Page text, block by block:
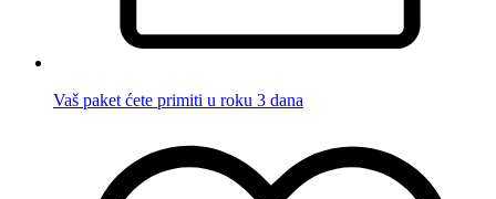
Vaš paket ćete primiti u roku 3 dana